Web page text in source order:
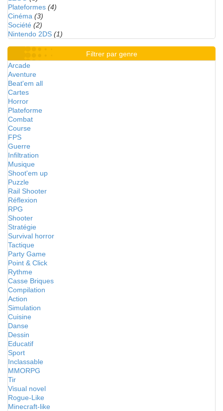
Plateformes (4)
Cinéma (3)
Société (2)
Nintendo 2DS (1)
Filtrer par genre
Arcade
Aventure
Beat'em all
Cartes
Horror
Plateforme
Combat
Course
FPS
Guerre
Infiltration
Musique
Shoot'em up
Puzzle
Rail Shooter
Réflexion
RPG
Shooter
Stratégie
Survival horror
Tactique
Party Game
Point & Click
Rythme
Casse Briques
Compilation
Action
Simulation
Cuisine
Danse
Dessin
Educatif
Sport
Inclassable
MMORPG
Tir
Visual novel
Rogue-Like
Minecraft-like